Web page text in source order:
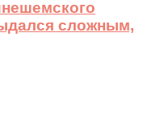
сложным,